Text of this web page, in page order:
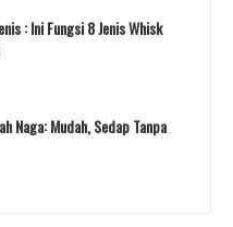
: Ini Fungsi 8 Jenis Whisk
Naga: Mudah, Sedap Tanpa